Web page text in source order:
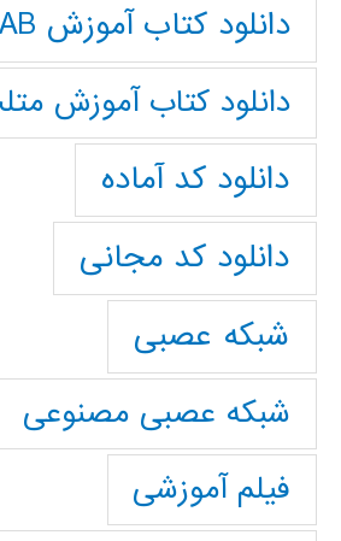
دانلود کتاب آموزش MATLAB
دانلود کتاب آموزش
دانلود کد آماده
دانلود کد مجانی
شبکه عصبی
شبکه عصبی مصنوعی
فیلم آموزشی